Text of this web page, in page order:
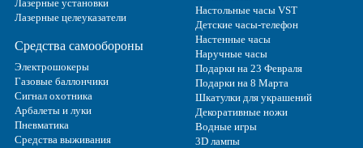
Лазерные установки
Лазерные целеуказатели
Средства самообороны
Электрошокеры
Газовые баллончики
Сигнал охотника
Арбалеты и луки
Пневматика
Средства выживания
Настольные часы VST
Детские часы-телефон
Настенные часы
Наручные часы
Подарки на 23 Февраля
Подарки на 8 Марта
Шкатулки для украшений
Декоративные ножи
Водные игры
3D лампы